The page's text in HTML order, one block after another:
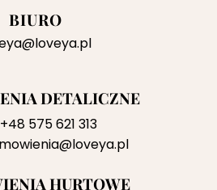
BIURO
DETALICZNE
+48 575 621 313
HURTOWE